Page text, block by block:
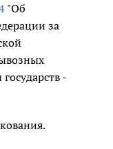
"Об
за
-